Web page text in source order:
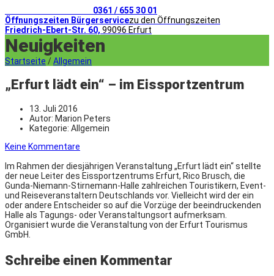
0361 / 655 30 01
Öffnungszeiten Bürgerservicezu den Öffnungszeiten
Friedrich-Ebert-Str. 60, 99096 Erfurt
Neuigkeiten
Startseite /Allgemein
„Erfurt lädt ein“ – im Eissportzentrum
13. Juli 2016
Autor: Marion Peters
Kategorie: Allgemein
Keine Kommentare
Im Rahmen der diesjährigen Veranstaltung „Erfurt lädt ein“ stellte
der neue Leiter des Eissportzentrums Erfurt, Rico Brusch, die
Gunda-Niemann-Stirnemann-Halle zahlreichen Touristikern, Event-
und Reiseveranstaltern Deutschlands vor. Vielleicht wird der ein
oder andere Entscheider so auf die Vorzüge der beeindruckenden
Halle als Tagungs- oder Veranstaltungsort aufmerksam.
Organisiert wurde die Veranstaltung von der Erfurt Tourismus
GmbH.
Schreibe einen Kommentar